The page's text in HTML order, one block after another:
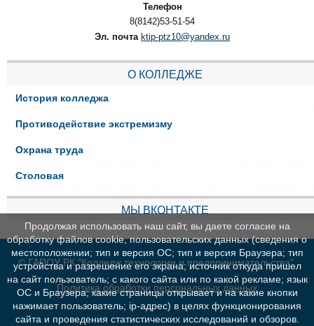
Телефон
8(8142)53-51-54
Эл. почта ktip-ptz10@yandex.ru
О КОЛЛЕДЖЕ
История колледжа
Противодействие экстремизму
Охрана труда
Столовая
МЫ ВКОНТАКТЕ
© ГАПОУ РК "Колледж технологии и предпринимательства"
Политика обработки персональных данных
Продолжая использовать наш сайт, вы даете согласие на
обработку файлов cookie, пользовательских данных (сведения о
местоположении; тип и версия ОС; тип и версия Браузера; тип
устройства и разрешение его экрана; источник откуда пришел
на сайт пользователь; с какого сайта или по какой рекламе; язык
ОС и Браузера; какие страницы открывает и на какие кнопки
нажимает пользователь; ip-адрес) в целях функционирования
сайта и проведения статистических исследований и обзоров.